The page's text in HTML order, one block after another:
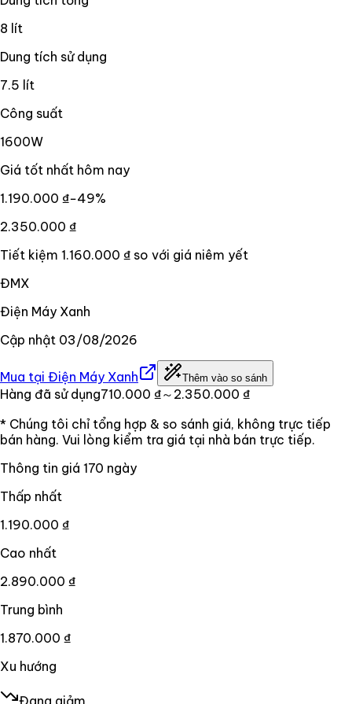
8 lít
Dung tích sử dụng
7.5 lít
Công suất
1600W
Giá tốt nhất hôm nay
1.190.000 ₫−49%
2.350.000 ₫
Tiết kiệm 1.160.000 ₫ so với giá niêm yết
ĐMX
Điện Máy Xanh
Cập nhật 03/08/2026
Mua tại Điện Máy Xanh Thêm vào so sánh
Hàng đã sử dụng710.000 ₫～2.350.000 ₫
* Chúng tôi chỉ tổng hợp & so sánh giá, không trực tiếp
bán hàng. Vui lòng kiểm tra giá tại nhà bán trực tiếp.
Thông tin giá 170 ngày
Thấp nhất
1.190.000 ₫
Cao nhất
2.890.000 ₫
Trung bình
1.870.000 ₫
Xu hướng
Đang giảm